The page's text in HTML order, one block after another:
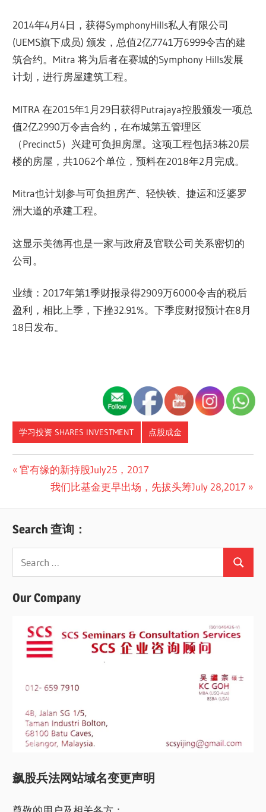
2014年4月4日，获得SymphonyHills私人有限公司
(UEMS旗下成员) 颁发，总值2亿7741万6999令吉的建
筑合约。Mitra 将为后者在赛城的Symphony Hills发展
计划，进行房屋建筑工程。
MITRA 在2015年1月29日获得Putrajaya控股颁发一项总
值2亿2990万令吉合约，在布城第五管理区
（Precinct5）兴建可负担房屋。这项工程包括3栋20层
楼的房屋，共1062个单位，预料在2018年2月完成。
Mitra也计划参与可负担房产、轻快铁、捷运和泛婆罗
洲大道的承建工程。
这显示美德再也是一家与政府及官联公司关系密切的
公司。
业绩：2017年第1季财报录得2909万6000令吉的税后
盈利，相比上季，下挫32.91%。下季度财报预计在8月
18日发布。
学习投资 SHARES INVESTMENT 点股成金
Post
navigation
Previous
官有缘的新持股July25，2017
Next
我们比基金更早出场，先拔头筹July 28,2017
Search 查询：
Search
for:
Search
Our Company
飙股兵法网站域名变更声明